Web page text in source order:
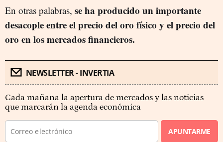
En otras palabras, se ha producido un importante
desacople entre el precio del oro físico y el precio del
oro en los mercados financieros.
NEWSLETTER - INVERTIA
Cada mañana la apertura de mercados y las noticias
que marcarán la agenda económica
APUNTARME